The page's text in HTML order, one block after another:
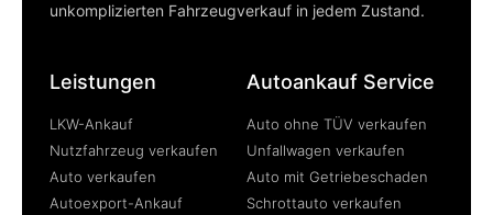
unkomplizierten Fahrzeugverkauf in jedem Zustand.
Leistungen
LKW-Ankauf
Nutzfahrzeug verkaufen
Auto verkaufen
Autoexport-Ankauf
Autoankauf Service
Auto ohne TÜV verkaufen
Unfallwagen verkaufen
Auto mit Getriebeschaden
Schrottauto verkaufen